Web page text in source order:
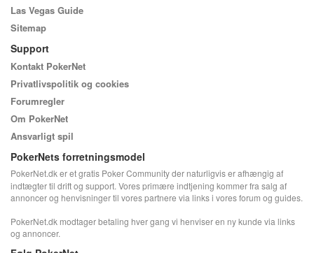
Las Vegas Guide
Sitemap
Support
Kontakt PokerNet
Privatlivspolitik og cookies
Forumregler
Om PokerNet
Ansvarligt spil
PokerNets forretningsmodel
PokerNet.dk er et gratis Poker Community der naturligvis er afhængig af
indtægter til drift og support. Vores primære indtjening kommer fra salg af
annoncer og henvisninger til vores partnere via links i vores forum og guides.
PokerNet.dk modtager betaling hver gang vi henviser en ny kunde via links
og annoncer.